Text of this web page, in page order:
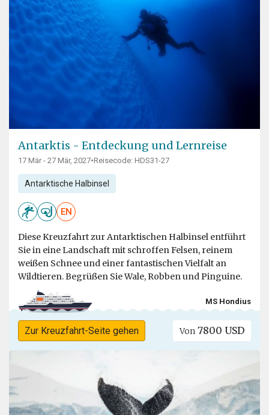
Antarktis - Entdeckung und Lernreise
17 Mär - 27 Mär, 2027•Reisecode: HDS31-27
Antarktische Halbinsel
EN
Diese Kreuzfahrt zur Antarktischen Halbinsel entführt
Sie in eine Landschaft mit schroffen Felsen, reinem
weißen Schnee und einer fantastischen Vielfalt an
Wildtieren. Begrüßen Sie Wale, Robben und Pinguine.
MS Hondius
Zur Kreuzfahrt-Seite gehen Von 7800 USD